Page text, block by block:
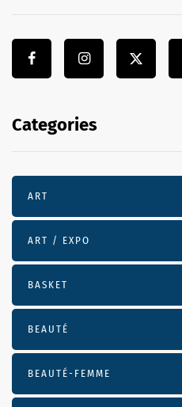
Categories
ART
ART / EXPO
BASKET
BEAUTÉ
BEAUTÉ-FEMME